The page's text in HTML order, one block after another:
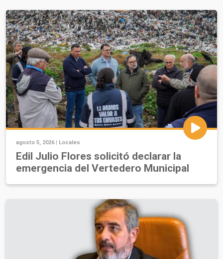
agosto 5, 2026 | Locales
Edil Julio Flores solicitó declarar la
emergencia del Vertedero Municipal